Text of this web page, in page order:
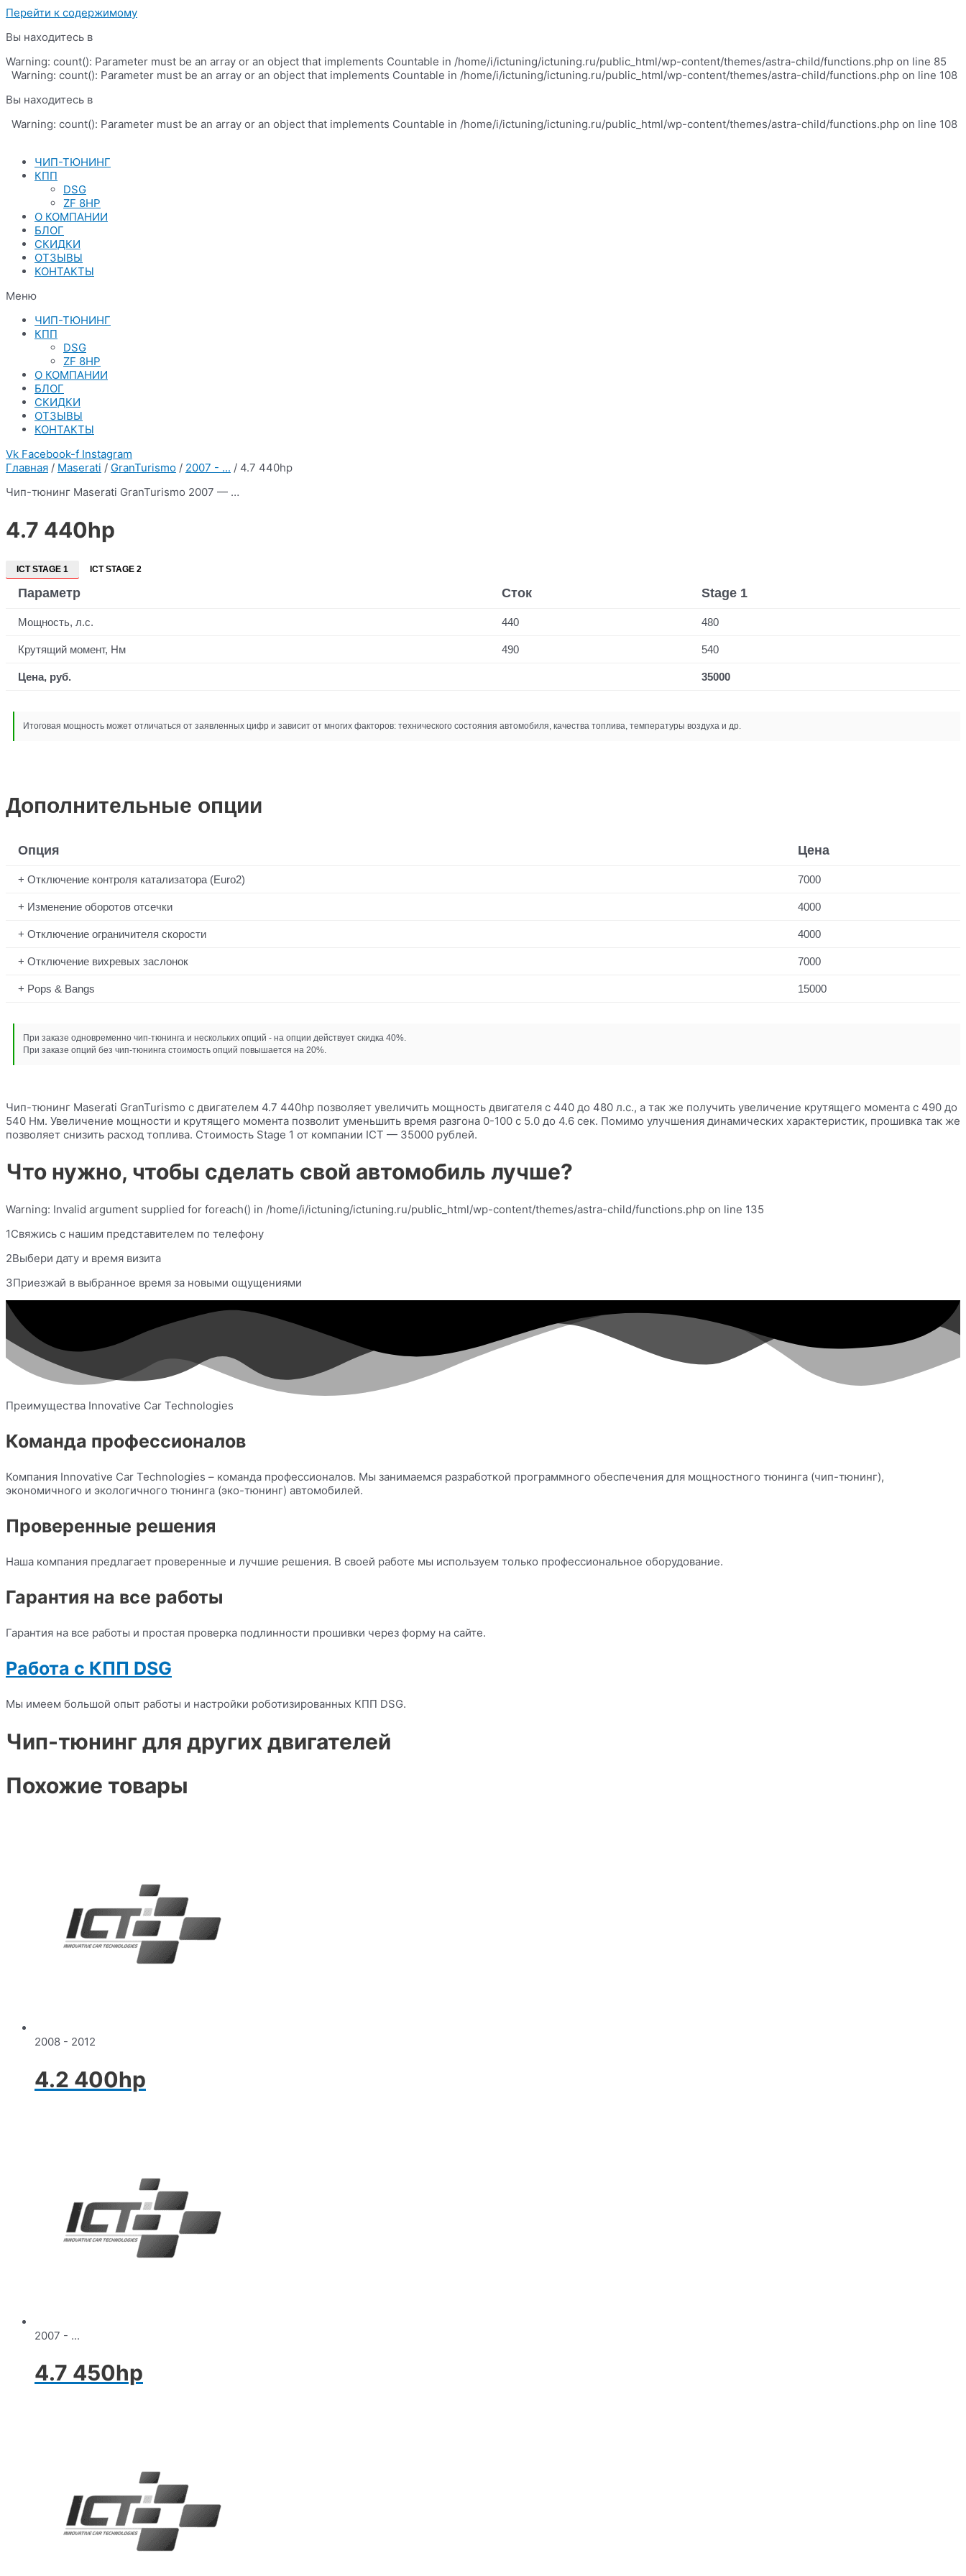
Перейти к содержимому
Вы находитесь в
Warning: count(): Parameter must be an array or an object that implements Countable in /home/i/ictuning/ictuning.ru/public_html/wp-content/themes/astra-child/functions.php on line 85
Warning: count(): Parameter must be an array or an object that implements Countable in /home/i/ictuning/ictuning.ru/public_html/wp-content/themes/astra-child/functions.php on line 108
Вы находитесь в
Warning: count(): Parameter must be an array or an object that implements Countable in /home/i/ictuning/ictuning.ru/public_html/wp-content/themes/astra-child/functions.php on line 108
ЧИП-ТЮНИНГ
КПП
DSG
ZF 8HP
О КОМПАНИИ
БЛОГ
СКИДКИ
ОТЗЫВЫ
КОНТАКТЫ
Меню
ЧИП-ТЮНИНГ
КПП
DSG
ZF 8HP
О КОМПАНИИ
БЛОГ
СКИДКИ
ОТЗЫВЫ
КОНТАКТЫ
Vk Facebook-f Instagram
Главная / Maserati / GranTurismo / 2007 - ... / 4.7 440hp
Чип-тюнинг Maserati GranTurismo 2007 — …
4.7 440hp
ICT STAGE 1 ICT STAGE 2
Параметр Сток Stage 1
Мощность, л.с. 440 480
Крутящий момент, Нм 490 540
Цена, руб. 35000
Итоговая мощность может отличаться от заявленных цифр и зависит от многих факторов: технического состояния автомобиля, качества топлива, температуры воздуха и др.
Дополнительные опции
Опция Цена
Отключение контроля катализатора (Euro2) 7000
Изменение оборотов отсечки 4000
Отключение ограничителя скорости 4000
Отключение вихревых заслонок 7000
Pops & Bangs 15000
При заказе одновременно чип-тюнинга и нескольких опций - на опции действует скидка 40%.
При заказе опций без чип-тюнинга стоимость опций повышается на 20%.
Чип-тюнинг Maserati GranTurismo с двигателем 4.7 440hp позволяет увеличить мощность двигателя с 440 до 480 л.с., а так же получить увеличение крутящего момента с 490 до
540 Нм. Увеличение мощности и крутящего момента позволит уменьшить время разгона 0-100 с 5.0 до 4.6 сек. Помимо улучшения динамических характеристик, прошивка так же
позволяет снизить расход топлива. Стоимость Stage 1 от компании ICT — 35000 рублей.
Что нужно, чтобы сделать свой автомобиль лучше?
Warning: Invalid argument supplied for foreach() in /home/i/ictuning/ictuning.ru/public_html/wp-content/themes/astra-child/functions.php on line 135
1Свяжись с нашим представителем по телефону
2Выбери дату и время визита
3Приезжай в выбранное время за новыми ощущениями
Преимущества Innovative Car Technologies
Команда профессионалов
Компания Innovative Car Technologies – команда профессионалов. Мы занимаемся разработкой программного обеспечения для мощностного тюнинга (чип-тюнинг),
экономичного и экологичного тюнинга (эко-тюнинг) автомобилей.
Проверенные решения
Наша компания предлагает проверенные и лучшие решения. В своей работе мы используем только профессиональное оборудование.
Гарантия на все работы
Гарантия на все работы и простая проверка подлинности прошивки через форму на сайте.
Работа с КПП DSG
Мы имеем большой опыт работы и настройки роботизированных КПП DSG.
Чип-тюнинг для других двигателей
Похожие товары
2008 - 2012
4.2 400hp
2007 - ...
4.7 450hp